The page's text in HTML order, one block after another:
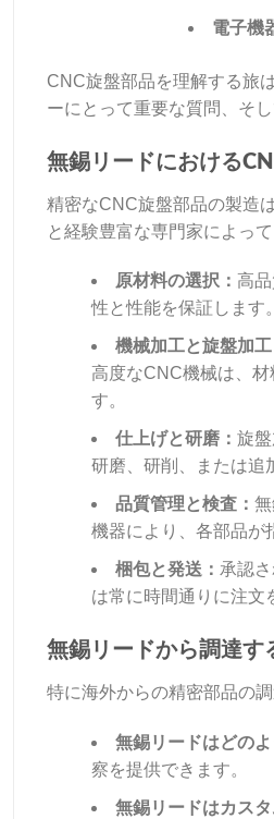
電子機
CNC旋盤部品を理解する旅
ーにとって重要な質問、そ
無錫リードにおける
精密なCNC旋盤部品の製造
と経験豊富な専門家によっ
原材料の選択： 高
性と性能を保証します。
機械加工と旋盤加工
高度なCNC機械は、
す。
仕上げと研磨： 旋
研磨、研削、または追
品質管理と検査：
機器により、各部品が
梱包と発送： 承認
は常に時間通りに注文
無錫リードから調達す
特に海外からの精密部品の
無錫リードはどの
察を提供できます。
無錫リードはカス